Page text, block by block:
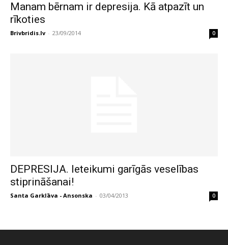
Manam bērnam ir depresija. Kā atpazīt un
rīkoties
Brivbridis.lv - 23/09/2014 0
DEPRESIJA. Ieteikumi garīgās veselības
stiprināšanai!
Santa Garklāva - Ansonska - 03/04/2013 0